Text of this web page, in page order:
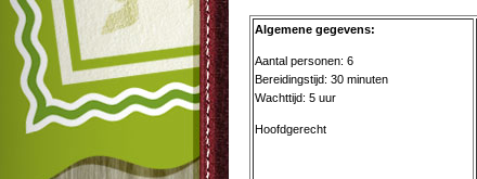
Algemene gegevens:
Aantal personen: 6
Bereidingstijd: 30 minuten
Wachttijd: 5 uur
Hoofdgerecht